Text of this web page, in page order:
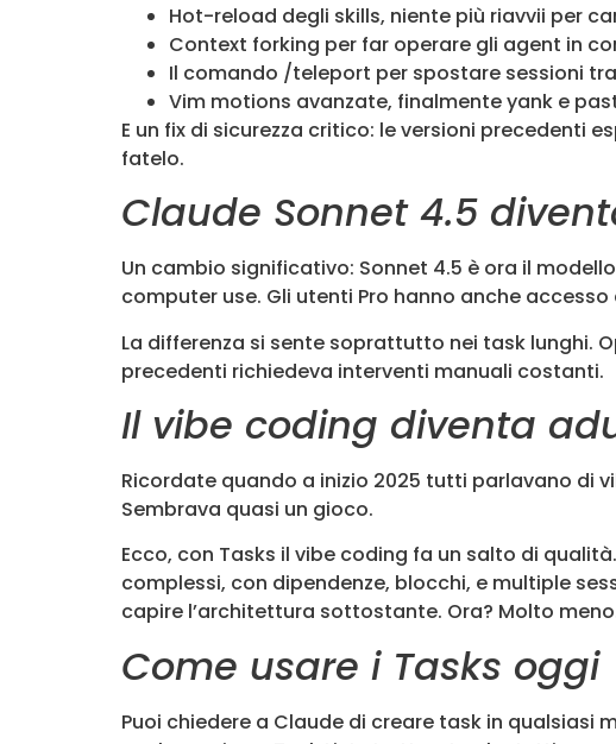
Hot-reload degli skills, niente più riavvii per
Context forking per far operare gli agent in
Il comando /teleport per spostare sessioni
Vim motions avanzate, finalmente yank e
E un fix di sicurezza critico: le versioni precedenti
fatelo.
Claude Sonnet 4.5
Un cambio significativo: Sonnet 4.5 è ora il
computer use. Gli utenti Pro hanno anche
La differenza si sente soprattutto nei task lunghi.
precedenti richiedeva interventi manuali costanti.
Il vibe coding diventa
Ricordate quando a inizio 2025 tutti parlavano di
Sembrava quasi un gioco.
Ecco, con Tasks il vibe coding fa un salto di
complessi, con dipendenze, blocchi, e multiple
capire l’architettura sottostante. Ora? Molto
Come usare i Tasks oggi
Puoi chiedere a Claude di creare task in